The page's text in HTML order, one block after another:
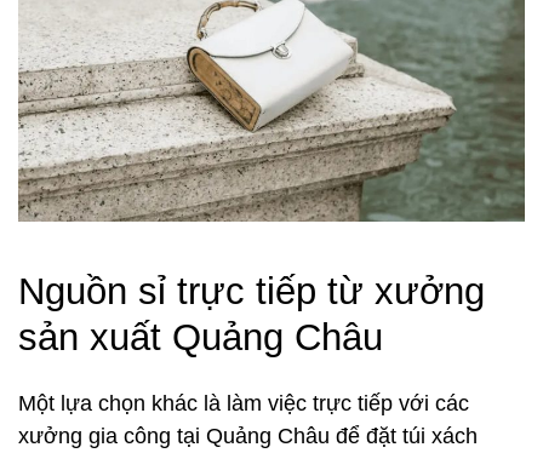
Nguồn sỉ trực tiếp từ xưởng
sản xuất Quảng Châu
Một lựa chọn khác là làm việc trực tiếp với các
xưởng gia công tại Quảng Châu để đặt túi xách